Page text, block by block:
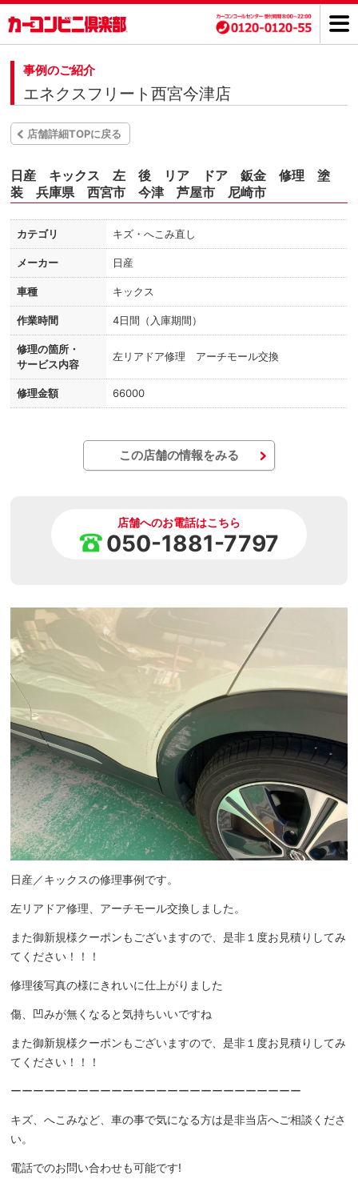
事例のご紹介
エネクスフリート西宮今津店
店舗詳細TOPに戻る
日産 キックス 左 後 リア ドア 鈑金 修理 塗
装 兵庫県 西宮市 今津 芦屋市 尼崎市
カテゴリ キズ・へこみ直し
メーカー 日産
車種 キックス
作業時間 4日間（入庫期間）
修理の箇所・
サービス内容
左リアドア修理 アーチモール交換
修理金額 66000
この店舗の情報をみる
店舗へのお電話はこちら
050-1881-7797
日産／キックスの修理事例です。
左リアドア修理、アーチモール交換しました。
また御新規様クーポンもございますので、是非１度お見積りしてみ
てください！！！
修理後写真の様にきれいに仕上がりました
傷、凹みが無くなると気持ちいいですね
また御新規様クーポンもございますので、是非１度お見積りしてみ
てください！！！
ーーーーーーーーーーーーーーーーーーーーーーーーーー
キズ、へこみなど、車の事で気になる方は是非当店へご相談くださ
い。
電話でのお問い合わせも可能です!